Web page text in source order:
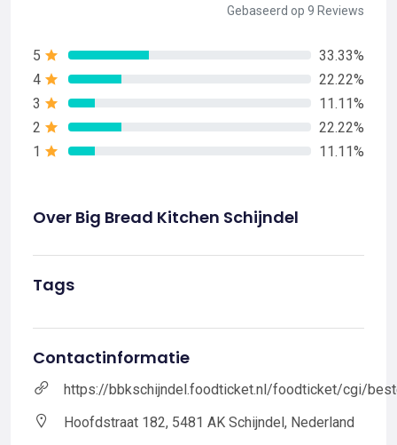
Gebaseerd op 9 Reviews
5
33.33%
4
22.22%
3
11.11%
2
22.22%
1
11.11%
Over Big Bread Kitchen Schijndel
Tags
Contactinformatie
https://bbkschijndel.foodticket.nl/foodticket/cgi/
Hoofdstraat 182, 5481 AK Schijndel, Nederland